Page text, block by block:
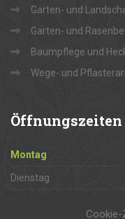
Garten- und
Garten- und
Baumpflege und
Wege- und
Öffnungszeiten
Montag
Dienstag